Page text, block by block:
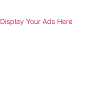
Display Your Ads Here